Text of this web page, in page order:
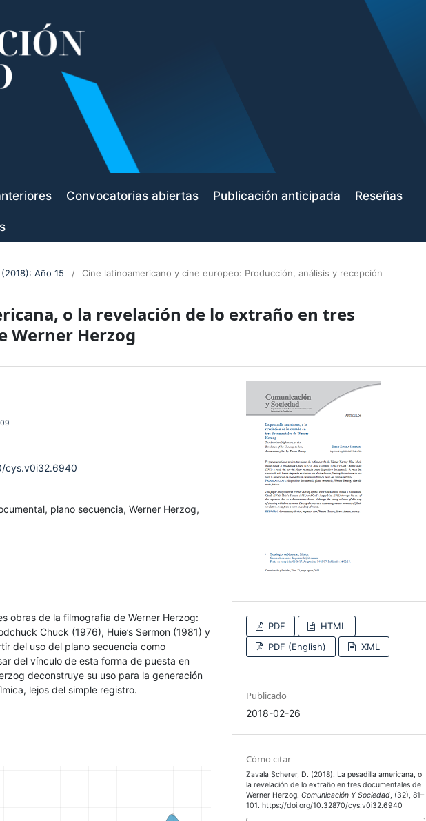
Convocatorias abiertas Publicación anticipada Reseñas
Año 15 / Cine latinoamericano y cine europeo: Producción, análisis y recepción
o la revelación de lo extraño en tres
Werner Herzog
cys.v0i32.6940
plano secuencia, Werner Herzog,
obras de la filmografía de Werner Herzog:
Chuck (1976), Huie’s Sermon (1981) y
del uso del plano secuencia como
del vínculo de esta forma de puesta en
deconstruye su uso para la generación
lejos del simple registro.
PDF
HTML
PDF (English)
XML
Publicado
2018-02-26
Cómo citar
Zavala Scherer, D. (2018). La pesadilla americana, o
la revelación de lo extraño en tres documentales de
Werner Herzog.Comunicación Y Sociedad, (32), 81–
101. https://doi.org/10.32870/cys.v0i32.6940